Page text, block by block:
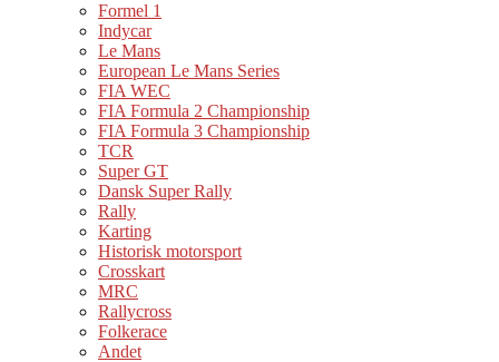
Formel 1
Indycar
Le Mans
European Le Mans Series
FIA WEC
FIA Formula 2 Championship
FIA Formula 3 Championship
TCR
Super GT
Dansk Super Rally
Rally
Karting
Historisk motorsport
Crosskart
MRC
Rallycross
Folkerace
Andet